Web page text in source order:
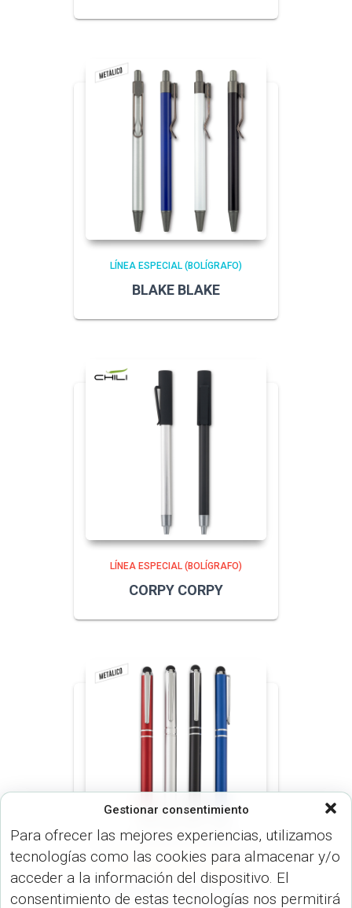
Gestionar consentimiento
Para ofrecer las mejores experiencias, utilizamos
tecnologías como las cookies para almacenar y/o
acceder a la información del dispositivo. El
consentimiento de estas tecnologías nos permitirá
LÍNEA ESPECIAL (BOLÍGRAFO)
BLAKE BLAKE
LÍNEA ESPECIAL (BOLÍGRAFO)
CORPY CORPY
LÍNEA ESPECIAL (BOLÍGRAFO)
FLOYD STYLUS FLOYD-